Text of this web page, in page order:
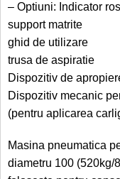
– Optiuni: Indicator
support matrite
ghid de utilizare
trusa de aspiratie
Dispozitiv de
Dispozitiv mecanic
(pentru aplicarea
Masina pneumatica
diametru 100 (520kg/